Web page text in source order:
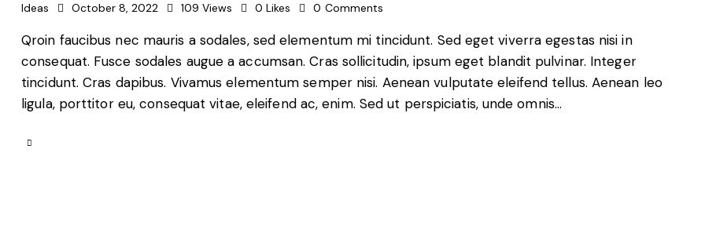
Ideas October 8, 2022 109 Views 0 Likes 0 Comments
Qroin faucibus nec mauris a sodales, sed elementum mi tincidunt. Sed eget viverra egestas nisi in
consequat. Fusce sodales augue a accumsan. Cras sollicitudin, ipsum eget blandit pulvinar. Integer
tincidunt. Cras dapibus. Vivamus elementum semper nisi. Aenean vulputate eleifend tellus. Aenean leo
ligula, porttitor eu, consequat vitae, eleifend ac, enim. Sed ut perspiciatis, unde omnis…